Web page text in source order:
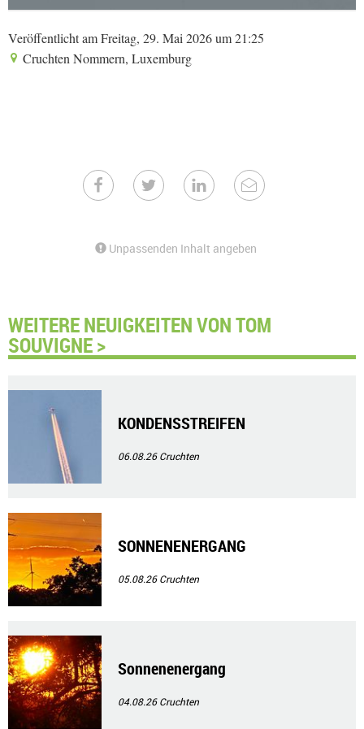
Veröffentlicht am Freitag, 29. Mai 2026 um 21:25
Cruchten Nommern, Luxemburg
Unpassenden Inhalt angeben
WEITERE NEUIGKEITEN VON TOM
SOUVIGNE >
KONDENSSTREIFEN
06.08.26Cruchten
SONNENENERGANG
05.08.26Cruchten
Sonnenenergang
04.08.26Cruchten